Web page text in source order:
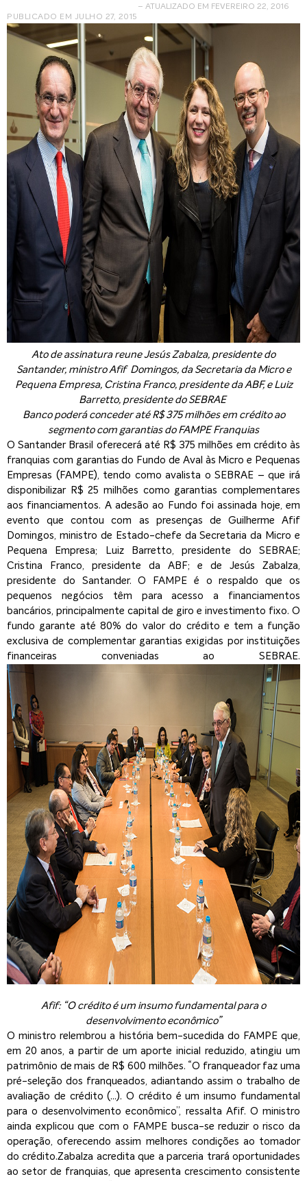
PUBLICADO EM JULHO 27, 2015
– ATUALIZADO EM FEVEREIRO 22, 2016
Ato de assinatura reune JesúsZabalza, presidente do
Santander, ministro Afif Domingos, da Secretaria da Micro e
Pequena Empresa, Cristina Franco, presidente da ABF, e Luiz
Barretto, presidente do SEBRAE
Banco poderá conceder até R$ 375 milhões em crédito ao
segmento com garantias do FAMPE Franquias
O Santander Brasil oferecerá até R$ 375 milhões em crédito às
franquias com garantias do Fundo de Aval às Micro e Pequenas
Empresas (FAMPE), tendo como avalista o SEBRAE – que irá
disponibilizar R$ 25 milhões como garantias complementares
aos financiamentos. A adesão ao Fundo foi assinada hoje, em
evento que contou com as presenças de Guilherme Afif
Domingos, ministro de Estado-chefe da Secretaria da Micro e
Pequena Empresa; Luiz Barretto, presidente do SEBRAE;
Cristina Franco, presidente da ABF; e de Jesús Zabalza,
presidente do Santander. O FAMPE é o respaldo que os
pequenos negócios têm para acesso a financiamentos
bancários, principalmente capital de giro e investimento fixo. O
fundo garante até 80% do valor do crédito e tem a função
exclusiva de complementar garantias exigidas por instituições
financeiras conveniadas ao SEBRAE.
Afif: “O crédito é um insumo fundamental para o
desenvolvimento econômico”
O ministro relembrou a história bem-sucedida do FAMPE que,
em 20 anos, a partir de um aporte inicial reduzido, atingiu um
patrimônio de mais de R$ 600 milhões. “O franqueador faz uma
pré-seleção dos franqueados, adiantando assim o trabalho de
avaliação de crédito (…). O crédito é um insumo fundamental
para o desenvolvimento econômico”, ressalta Afif. O ministro
ainda explicou que com o FAMPE busca-se reduzir o risco da
operação, oferecendo assim melhores condições ao tomador
do crédito.Zabalza acredita que a parceria trará oportunidades
ao setor de franquias, que apresenta crescimento consistente